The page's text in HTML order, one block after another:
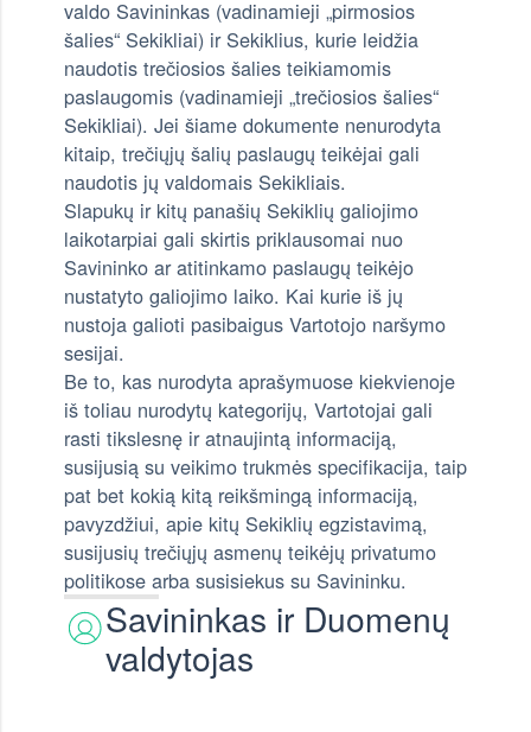
valdo Savininkas (vadinamieji „pirmosios
šalies“ Sekikliai) ir Sekiklius, kurie leidžia
naudotis trečiosios šalies teikiamomis
paslaugomis (vadinamieji „trečiosios šalies“
Sekikliai). Jei šiame dokumente nenurodyta
kitaip, trečiųjų šalių paslaugų teikėjai gali
naudotis jų valdomais Sekikliais.
Slapukų ir kitų panašių Sekiklių galiojimo
laikotarpiai gali skirtis priklausomai nuo
Savininko ar atitinkamo paslaugų teikėjo
nustatyto galiojimo laiko. Kai kurie iš jų
nustoja galioti pasibaigus Vartotojo naršymo
sesijai.
Be to, kas nurodyta aprašymuose kiekvienoje
iš toliau nurodytų kategorijų, Vartotojai gali
rasti tikslesnę ir atnaujintą informaciją,
susijusią su veikimo trukmės specifikacija, taip
pat bet kokią kitą reikšmingą informaciją,
pavyzdžiui, apie kitų Sekiklių egzistavimą,
susijusių trečiųjų asmenų teikėjų privatumo
politikose arba susisiekus su Savininku.
Savininkas ir Duomenų
valdytojas